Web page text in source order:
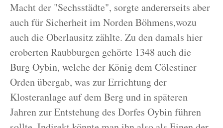
Macht der "Sechsstädte", sorgte andererseits aber
auch für Sicherheit im Norden Böhmens,wozu
auch die Oberlausitz zählte. Zu den damals hier
eroberten Raubburgen gehörte 1348 auch die
Burg Oybin, welche der König dem Cölestiner
Orden übergab, was zur Errichtung der
Klosteranlage auf dem Berg und in späteren
Jahren zur Entstehung des Dorfes Oybin führen